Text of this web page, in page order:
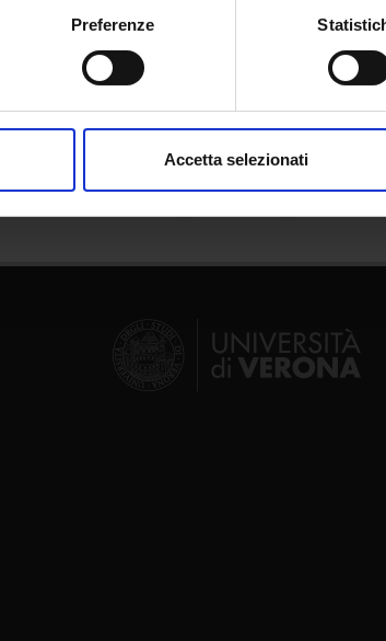
sulla tua posizione geografica, con
in qualsiasi momento dalla Dichiarazione sui
Preferenze
Accetta selezionati